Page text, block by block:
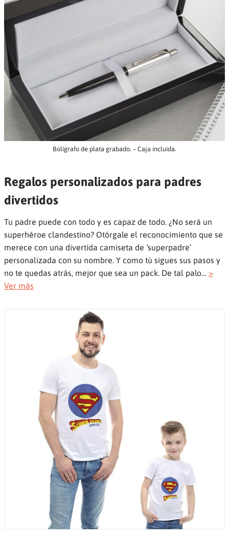
Bolígrafo de plata grabado. – Caja incluida.
Regalos personalizados para padres
divertidos
Tu padre puede con todo y es capaz de todo. ¿No será un
superhéroe clandestino? Otórgale el reconocimiento que se
merece con una divertida camiseta de ‘superpadre’
personalizada con su nombre. Y como tú sigues sus pasos y
no te quedas atrás, mejor que sea un pack. De tal palo… >
Ver más